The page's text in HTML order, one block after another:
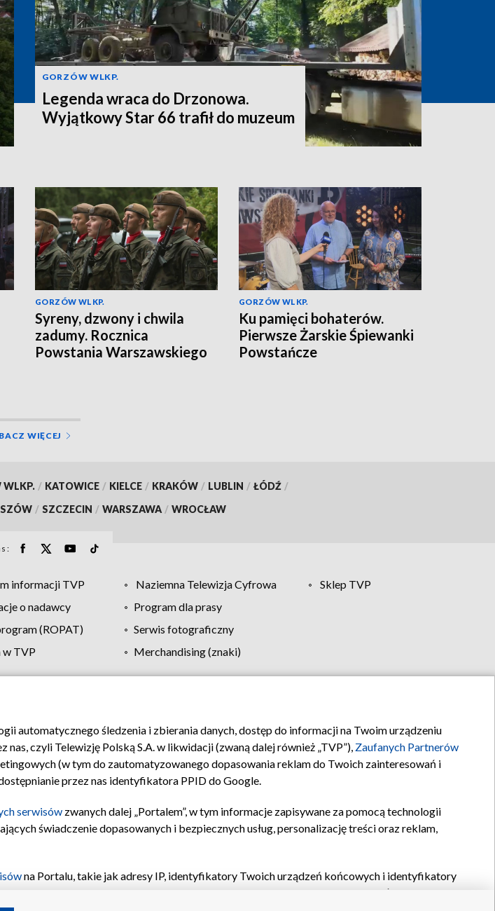
GORZÓW WLKP.
Legenda wraca do Drzonowa.
Wyjątkowy Star 66 trafił do muzeum
GORZÓW WLKP.
Syreny, dzwony i chwila
zadumy. Rocznica
Powstania Warszawskiego
GORZÓW WLKP.
Ku pamięci bohaterów.
Pierwsze Żarskie Śpiewanki
Powstańcze
WIĘCEJ
WLKP. / KATOWICE / KIELCE / KRAKÓW / LUBLIN / ŁÓDŹ /
/ SZCZECIN / WARSZAWA / WROCŁAW
informacji TVP Naziemna Telewizja Cyfrowa
Sklep TVP
o nadawcy
Program dla prasy
(ROPAT)
Serwis fotograficzny
w TVP
Merchandising (znaki)
Moje zgody Pomoc Biuro reklamy Kontakt
automatycznego śledzenia i zbierania danych, dostęp do informacji na Twoim urządzeniu
czyli Telewizję Polską S.A. w likwidacji (zwaną dalej również „TVP”), Zaufanych Partnerów
(w tym do zautomatyzowanego dopasowania reklam do Twoich zainteresowań i
przez nas identyfikatora PPID do Google.
serwisów zwanych dalej „Portalem”, w tym informacje zapisywane za pomocą technologii
świadczenie dopasowanych i bezpiecznych usług, personalizację treści oraz reklam,
na Portalu, takie jak adresy IP, identyfikatory Twoich urządzeń końcowych i identyfikatory
oraz pozostałych